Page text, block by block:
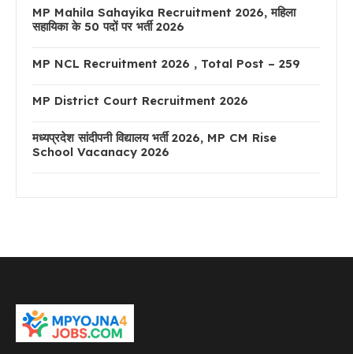
MP Mahila Sahayika Recruitment 2026, महिला
सहायिका के 50 पदों पर भर्ती 2026
MP NCL Recruitment 2026 , Total Post – 259
MP District Court Recruitment 2026
मध्यप्रदेश सांदीपनी विद्यालय भर्ती 2026, MP CM Rise
School Vacanacy 2026